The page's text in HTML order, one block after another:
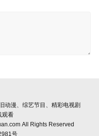
动漫、综艺节目、精彩电视剧
观看
All Rights Reserved
号